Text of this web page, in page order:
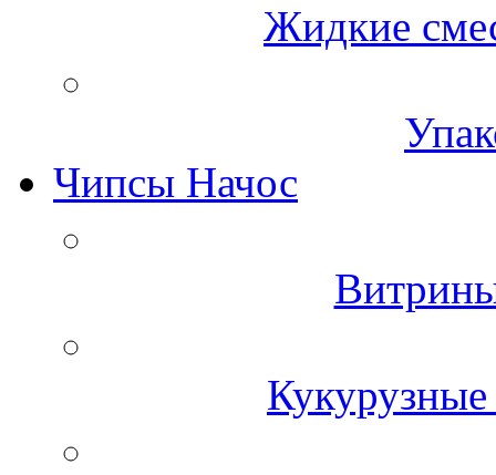
Жидкие
Чипсы Начос